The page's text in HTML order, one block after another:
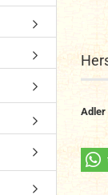
Adler